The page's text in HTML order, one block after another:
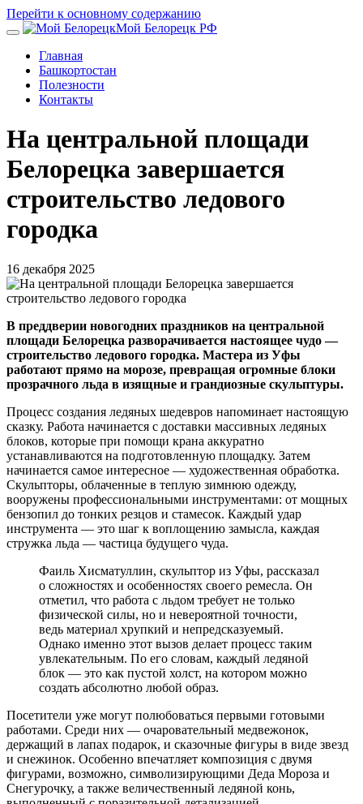
Перейти к основному содержанию
Мой Белорецк РФ
Главная
Башкортостан
Полезности
Контакты
На центральной площади
Белорецка завершается
строительство ледового
городка
16 декабря 2025
В преддверии новогодних праздников на центральной
площади Белорецка разворачивается настоящее чудо —
строительство ледового городка. Мастера из Уфы
работают прямо на морозе, превращая огромные блоки
прозрачного льда в изящные и грандиозные скульптуры.
Процесс создания ледяных шедевров напоминает настоящую
сказку. Работа начинается с доставки массивных ледяных
блоков, которые при помощи крана аккуратно
устанавливаются на подготовленную площадку. Затем
начинается самое интересное — художественная обработка.
Скульпторы, облаченные в теплую зимнюю одежду,
вооружены профессиональными инструментами: от мощных
бензопил до тонких резцов и стамесок. Каждый удар
инструмента — это шаг к воплощению замысла, каждая
стружка льда — частица будущего чуда.
Фаиль Хисматуллин, скульптор из Уфы, рассказал
о сложностях и особенностях своего ремесла. Он
отметил, что работа с льдом требует не только
физической силы, но и невероятной точности,
ведь материал хрупкий и непредсказуемый.
Однако именно этот вызов делает процесс таким
увлекательным. По его словам, каждый ледяной
блок — это как пустой холст, на котором можно
создать абсолютно любой образ.
Посетители уже могут полюбоваться первыми готовыми
работами. Среди них — очаровательный медвежонок,
держащий в лапах подарок, и сказочные фигуры в виде звезд
и снежинок. Особенно впечатляет композиция с двумя
фигурами, возможно, символизирующими Деда Мороза и
Снегурочку, а также величественный ледяной конь,